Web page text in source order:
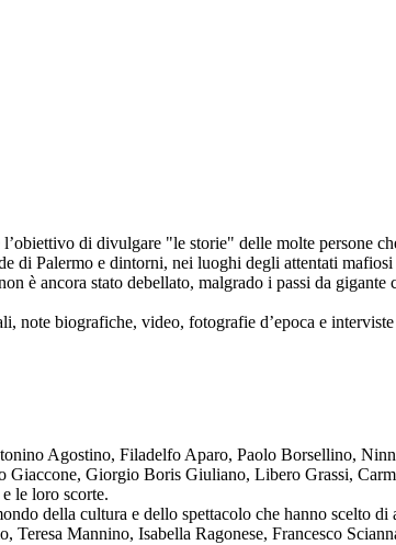
di divulgare "le storie" delle molte persone
di Palermo e dintorni, nei luoghi degli attentati
è ancora stato debellato, malgrado i passi da
note biografiche, video, fotografie d’epoca e
Agostino, Filadelfo Aparo, Paolo Borsellino,
Giorgio Boris Giuliano, Libero Grassi,
le loro scorte.
della cultura e dello spettacolo che hanno scelto
Mannino, Isabella Ragonese, Francesco